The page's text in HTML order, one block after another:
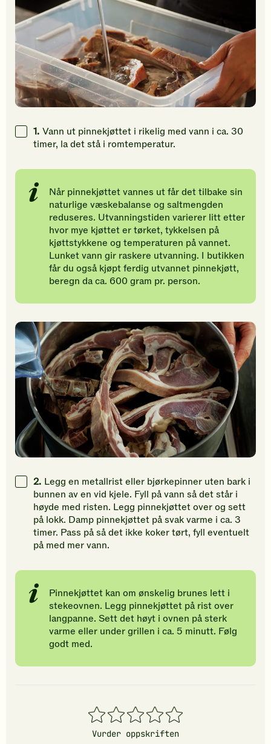
1. Vann ut pinnekjøttet i rikelig med vann i ca. 30
timer, la det stå i romtemperatur.
Når pinnekjøttet vannes ut får det tilbake sin
naturlige væskebalanse og saltmengden
reduseres. Utvanningstiden varierer litt etter
hvor mye kjøttet er tørket, tykkelsen på
kjøttstykkene og temperaturen på vannet.
Lunket vann gir raskere utvanning. I butikken
får du også kjøpt ferdig utvannet pinnekjøtt,
beregn da ca. 600 gram pr. person.
2. Legg en metallrist eller bjørkepinner uten bark i
bunnen av en vid kjele. Fyll på vann så det står i
høyde med risten. Legg pinnekjøttet over og sett
på lokk. Damp pinnekjøttet på svak varme i ca. 3
timer. Pass på så det ikke koker tørt, fyll eventuelt
på med mer vann.
Pinnekjøttet kan om ønskelig brunes lett i
stekeovnen. Legg pinnekjøttet på rist over
langpanne. Sett det høyt i ovnen på sterk
varme eller under grillen i ca. 5 minutt. Følg
godt med.
1
stjerner
2
stjerner
3
stjerner
4
stjerner
5
stjerner
Vurder oppskriften